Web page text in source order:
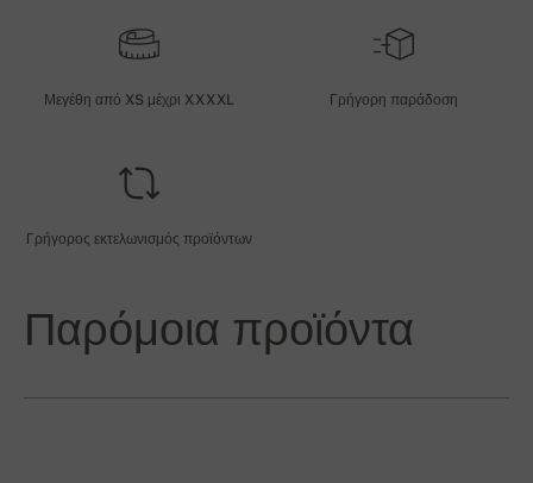
Μεγέθη από XS μέχρι XXXXL Γρήγορη παράδοση
Γρήγορος εκτελωνισμός προϊόντων
Παρόμοια προϊόντα